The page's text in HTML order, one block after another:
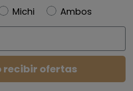
Michi
Ambos
recibir ofertas